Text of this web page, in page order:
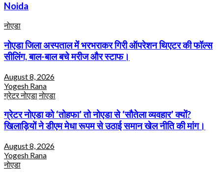
Noida
नोएडा
नोएडा जिला अस्पताल में भरभराकर गिरी ऑपरेशन थिएटर की फॉल्स
सीलिंग, बाल-बाल बचे मरीज और स्टाफ।
August 8, 2026
Yogesh Rana
ग्रेटर नोएडानोएडा
ग्रेटर नोएडा को ‘तोहफा’ तो नोएडा से ‘सौतेला व्यवहार’ क्यों?
खिलाड़ियों ने डीएम मेधा रूपम से उठाई समान खेल नीति की मांग।
August 8, 2026
Yogesh Rana
नोएडा